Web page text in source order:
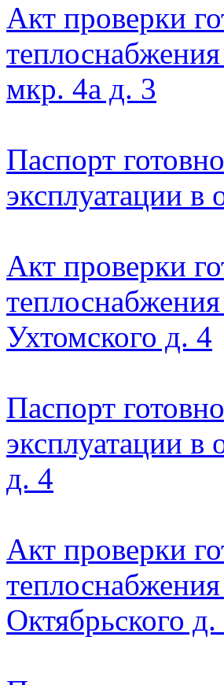
Акт проверки
мкр. 4а д. 3
Паспорт
эксплуатации
Акт проверки
Ухтомского д. 4
Паспорт
эксплуатации в
д. 4
Акт проверки
Октябрьского д.